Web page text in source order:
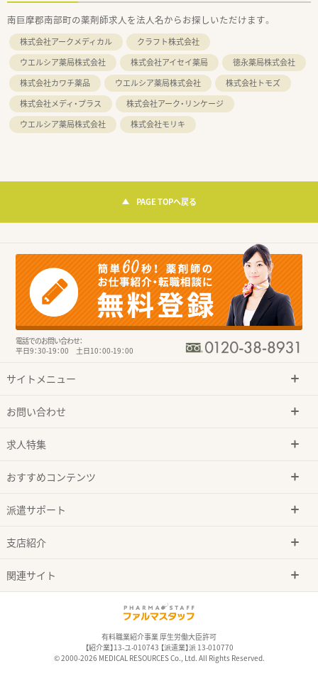
南巨摩郡南部町の薬剤師求人を法人名からお探しいただけます。
株式会社アークメディカル
クラフト株式会社
ウエルシア薬局株式会社
株式会社アイセイ薬局
徳永薬局株式会社
株式会社カワチ薬品
ウエルシア薬局株式会社
株式会社トモズ
株式会社メディ・プラス
株式会社アーク・リンケージ
ウエルシア薬局株式会社
株式会社モリキ
PAGE TOPへ戻る
電話でのお問い合わせ：
平日9：30-19：00 土日10：00-19：00
サイトメニュー
お問い合わせ
求人特集
おすすめコンテンツ
派遣サポート
支店紹介
関連サイト
有料職業紹介事業 厚生労働大臣許可
【紹介業】13-ユ-010743 【派遣業】派 13-010770
© 2000-2026 MEDICAL RESOURCES Co., Ltd. All Rights Reserved.